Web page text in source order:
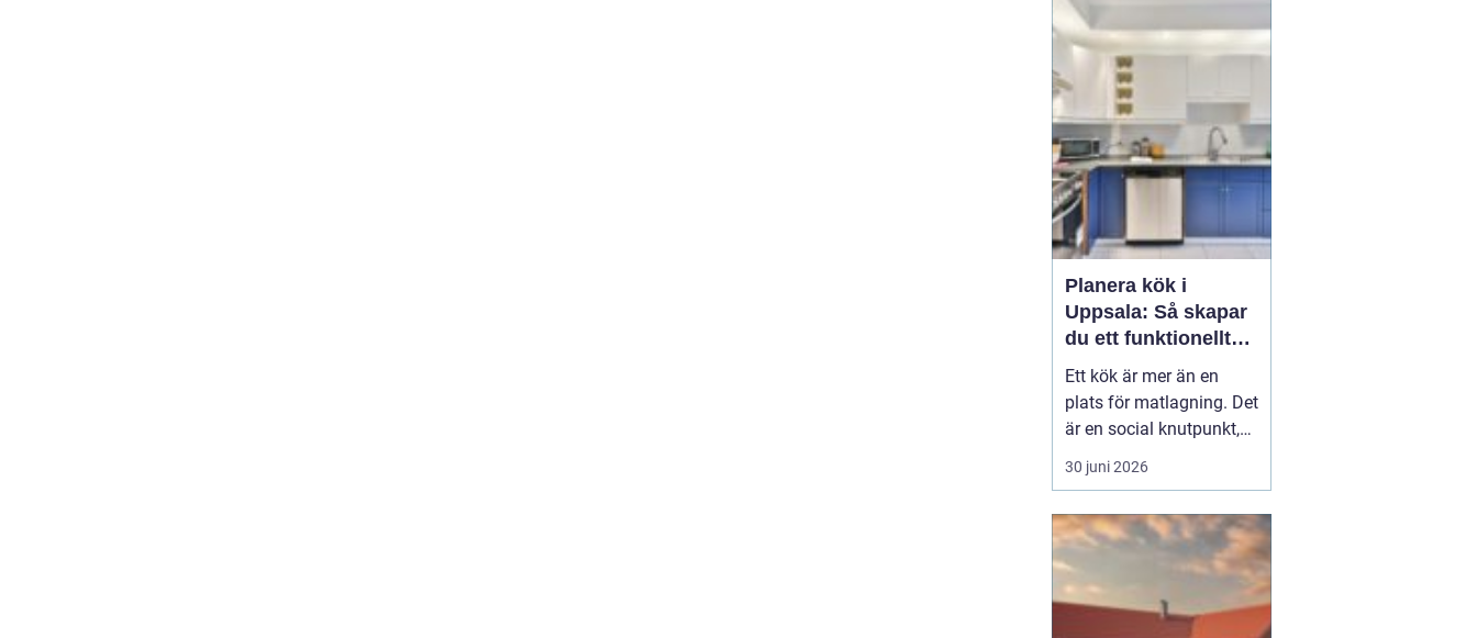
kvalitet och ett resultat
som håller i många år.
Med rätt målerifirma kan
du höja värdet på din
bostad, skapa ett
trivsamt ...
Planera kök i
Uppsala: Så skapar
du ett funktionellt
och hållbart kök
Ett kök är mer än en
plats för matlagning. Det
är en social knutpunkt,
en arbetsplats och ofta
hemmets mest använda
ser över sitt kök i
Uppsala handlar det
därför säl...
30 juni 2026